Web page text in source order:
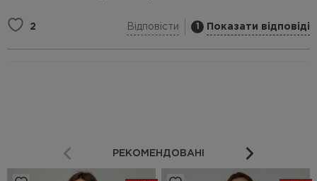
2 Відповісти 1 Показати відповіді
РЕКОМЕНДОВАНІ